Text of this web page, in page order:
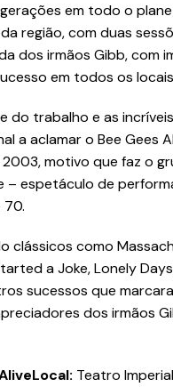
em todo o
região, com duas
dos irmãos Gibb, com
em todos os
do trabalho e as
a aclamar o Bee Gees
2003, motivo que faz o
espetáculo de
70.
clássicos como
a Joke, Lonely
sucessos que
dos irmãos
Local: Teatro